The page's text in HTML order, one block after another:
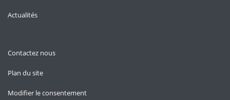
Actualités
Contactez nous
Plan du site
Modifier le consentement